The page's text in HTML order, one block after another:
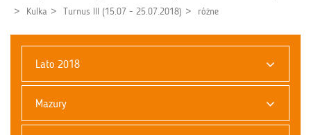
Kulka
Turnus III (15.07 - 25.07.2018) różne
Lato 2018
Mazury